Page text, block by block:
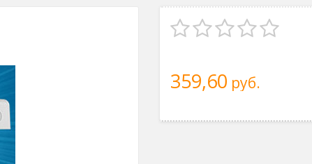
359,60 руб.